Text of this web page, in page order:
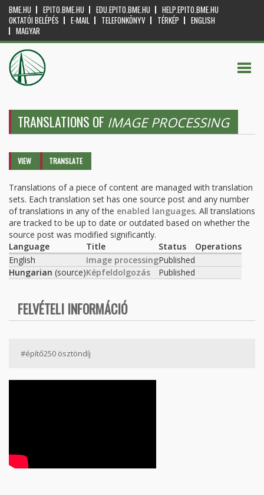
BME.HU EPITO.BME.HU EDU.EPITO.BME.HU
HELP.EPITO.BME.HU
OKTATÓI BELÉPÉS
E-MAIL TELEFONKÖNYV TÉRKÉP
ENGLISH
MAGYAR
TRANSLATIONS OF IMAGE PROCESSING
Primary tabs
VIEW TRANSLATE
Translations of a piece of content are managed with translation
sets. Each translation set has one source post and any number
of translations in any of the enabled languages. All translations
are tracked to be up to date or outdated based on whether the
source post was modified significantly.
Language
Title Status
Operations
English
Image processingPublished
Hungarian (source)Képfeldolgozás Published
FELVÉTELI INFORMÁCIÓ
#építő250 ösztöndíj